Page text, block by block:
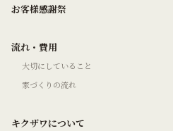
お客様感謝祭
流れ・費用
大切にしていること
家づくりの流れ
キクザワについて